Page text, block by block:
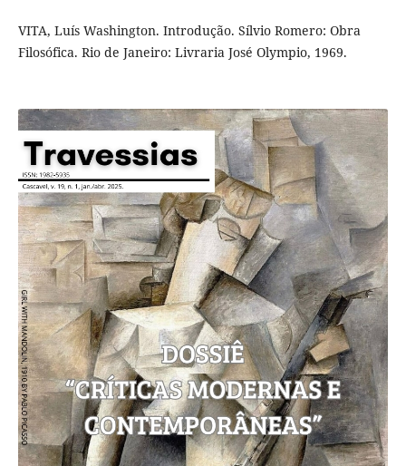
VITA, Luís Washington. Introdução. Sílvio Romero: Obra
Filosófica. Rio de Janeiro: Livraria José Olympio, 1969.